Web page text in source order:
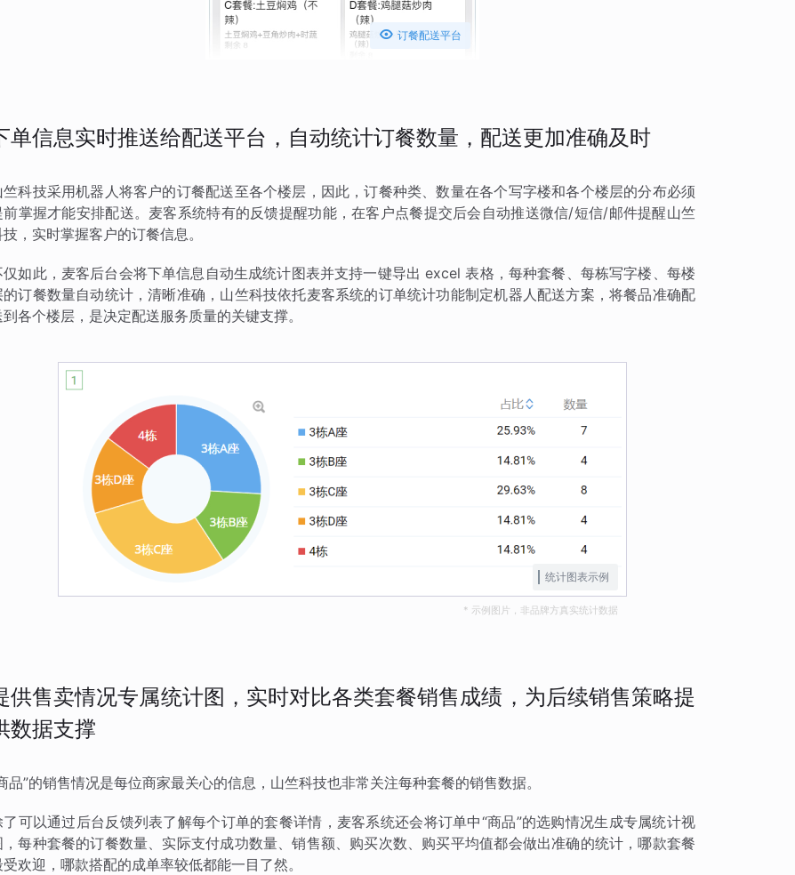
 订餐配送平台
单信息实时推送给配送平台，自动统计订餐数量，配送更加准确及时
竺科技采用机器人将客户的订餐配送至各个楼层，因此，订餐种类、数量在各个写字楼和各个楼层的分布必须
前掌握才能安排配送。麦客系统特有的反馈提醒功能，在客户点餐提交后会自动推送微信/短信/邮件提醒山竺
，实时掌握客户的订餐信息。
仅如此，麦客后台会将下单信息自动生成统计图表并支持一键导出 excel 表格，每种套餐、每栋写字楼、每楼
的订餐数量自动统计，清晰准确，山竺科技依托麦客系统的订单统计功能制定机器人配送方案，将餐品准确配
到各个楼层，是决定配送服务质量的关键支撑。
统计图表示例
* 示例图片，非品牌方真实统计数据
供售卖情况专属统计图，实时对比各类套餐销售成绩，为后续销售策略提
数据支撑
品”的销售情况是每位商家最关心的信息，山竺科技也非常关注每种套餐的销售数据。
了可以通过后台反馈列表了解每个订单的套餐详情，麦客系统还会将订单中“商品”的选购情况生成专属统计视
，每种套餐的订餐数量、实际支付成功数量、销售额、购买次数、购买平均值都会做出准确的统计，哪款套餐
受欢迎，哪款搭配的成单率较低都能一目了然。